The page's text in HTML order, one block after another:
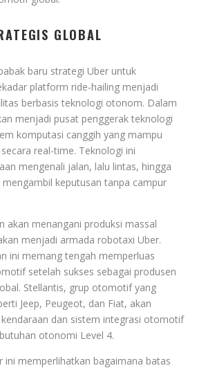
GLOBAL
baru strategi Uber untuk
platform ride-hailing menjadi
berbasis teknologi otonom. Dalam
menjadi pusat penggerak teknologi
komputasi canggih yang mampu
real-time. Teknologi ini
mengenali jalan, lalu lintas, hingga
mengambil keputusan tanpa campur
akan menangani produksi massal
menjadi armada robotaxi Uber.
ini memang tengah memperluas
setelah sukses sebagai produsen
Stellantis, grup otomotif yang
Jeep, Peugeot, dan Fiat, akan
dan sistem integrasi otomotif
otonomi Level 4.
ini memperlihatkan bagaimana batas